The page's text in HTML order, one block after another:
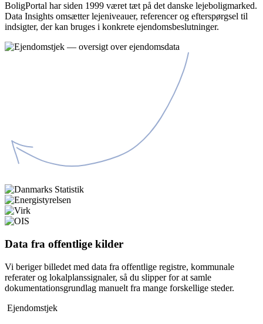
BoligPortal har siden 1999 været tæt på det danske lejeboligmarked.
Data Insights omsætter lejeniveauer, referencer og efterspørgsel til
indsigter, der kan bruges i konkrete ejendomsbeslutninger.
Data fra offentlige kilder
Vi beriger billedet med data fra offentlige registre, kommunale
referater og lokalplanssignaler, så du slipper for at samle
dokumentationsgrundlag manuelt fra mange forskellige steder.
Ejendomstjek